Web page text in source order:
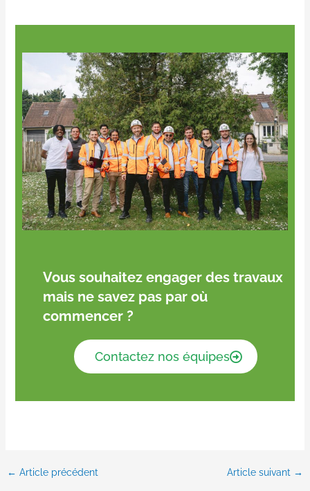
Vous souhaitez engager des travaux
mais ne savez pas par où
commencer ?
Contactez nos équipes
← Article précédent Article suivant →